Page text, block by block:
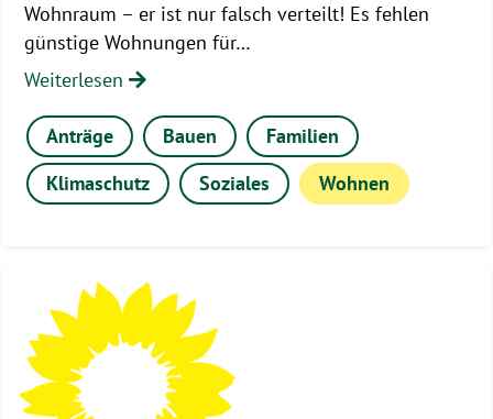
Wohnraum – er ist nur falsch verteilt! Es fehlen
günstige Wohnungen für…
Weiterlesen
Anträge Bauen
Familien
Klimaschutz
Soziales Wohnen